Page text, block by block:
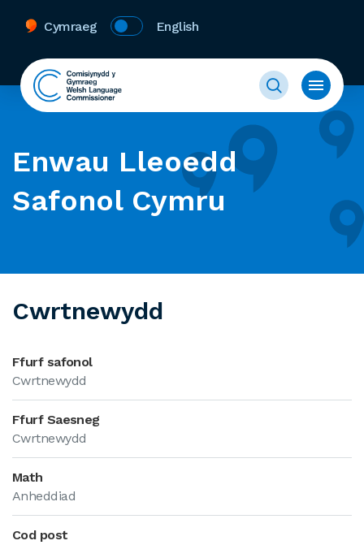
Cymraeg English
Enwau Lleoedd
Safonol Cymru
Cwrtnewydd
Ffurf safonol
Cwrtnewydd
Ffurf Saesneg
Cwrtnewydd
Math
Anheddiad
Cod post